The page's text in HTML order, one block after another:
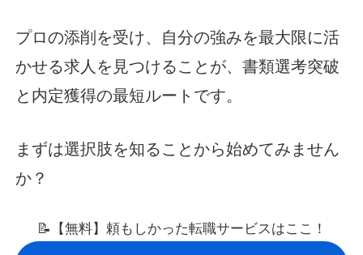
プロの添削を受け、自分の強みを最大限に活
かせる求人を見つけることが、書類選考突破
と内定獲得の最短ルートです。
まずは選択肢を知ることから始めてみません
か？
📝【無料】頼もしかった転職サービスはここ！